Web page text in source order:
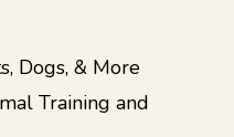
Dogs, & More
Training and